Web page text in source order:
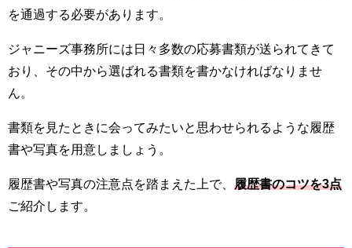
を通過する必要があります。
ジャニーズ事務所には日々多数の応募書類が送られてきて
おり、その中から選ばれる書類を書かなければなりませ
ん。
書類を見たときに会ってみたいと思わせられるような履歴
書や写真を用意しましょう。
履歴書や写真の注意点を踏まえた上で、 履歴書のコツを3点
ご紹介します。